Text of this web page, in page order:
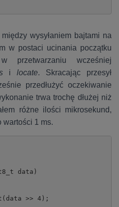
wysyłaniem bajtami na
w postaci ucinania początku
przetwarzaniu wcześniej
i locate. Skracając przesył
przedłużyć oczekiwanie
trwa trochę dłużej niż
różne ilości mikrosekund,
wartości 1 ms.
data)